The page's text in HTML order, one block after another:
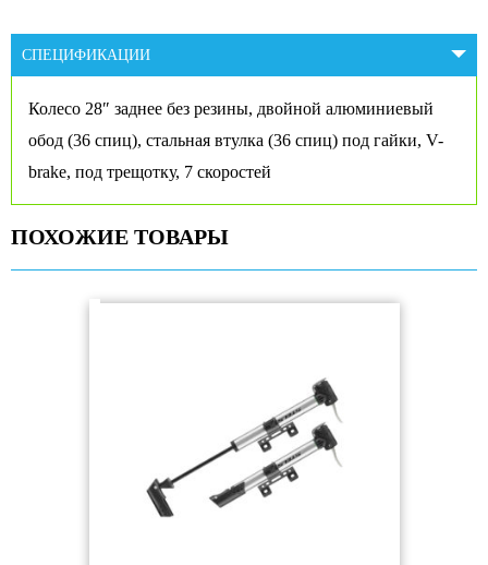
СПЕЦИФИКАЦИИ
Колесо 28″ заднее без резины, двойной алюминиевый
обод (36 спиц), стальная втулка (36 спиц) под гайки, V-
brake, под трещотку, 7 скоростей
ПОХОЖИЕ ТОВАРЫ